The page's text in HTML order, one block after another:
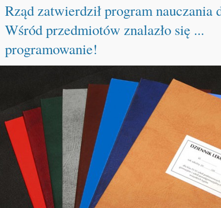
Rząd zatwierdził program nauczania
Wśród przedmiotów znalazło się ...
programowanie!